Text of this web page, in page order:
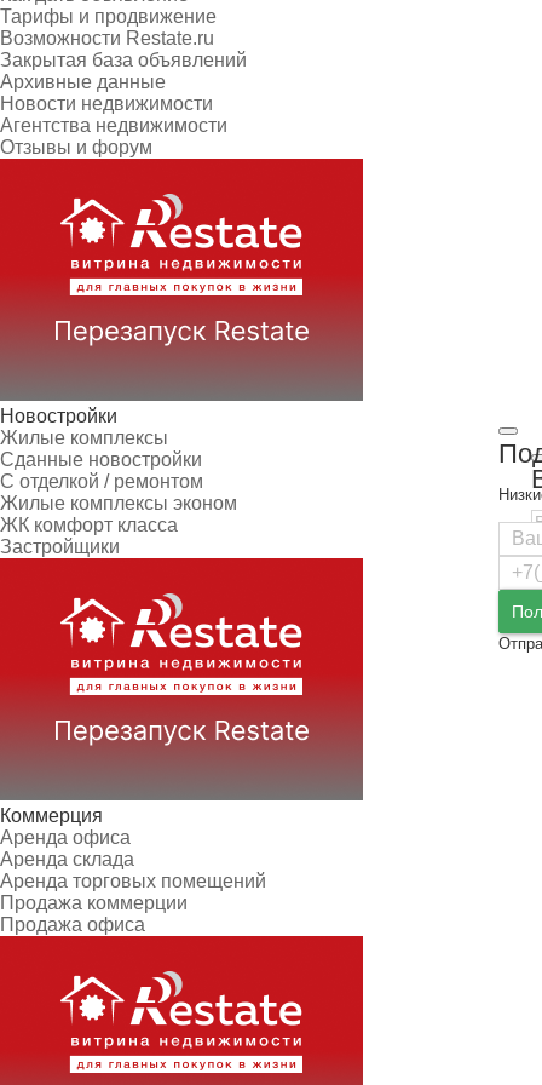
Тарифы и продвижение
Возможности Restate.ru
Закрытая база объявлений
Архивные данные
Новости недвижимости
Агентства недвижимости
Отзывы и форум
Новостройки
Жилые комплексы
Сданные новостройки
С отделкой / ремонтом
Жилые комплексы эконом
ЖК комфорт класса
Застройщики
Коммерция
Аренда офиса
Аренда склада
Аренда торговых помещений
Продажа коммерции
Продажа офиса